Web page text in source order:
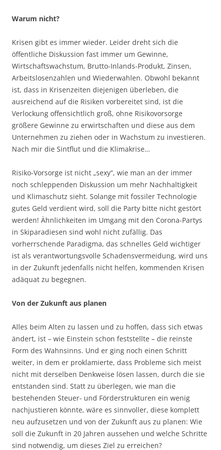
Warum nicht?
Krisen gibt es immer wieder. Leider dreht sich die
öffentliche Diskussion fast immer um Gewinne,
Wirtschaftswachstum, Brutto-Inlands-Produkt, Zinsen,
Arbeitslosenzahlen und Wiederwahlen. Obwohl bekannt
ist, dass in Krisenzeiten diejenigen überleben, die
ausreichend auf die Risiken vorbereitet sind, ist die
Verlockung offensichtlich groß, ohne Risikovorsorge
größere Gewinne zu erwirtschaften und diese aus dem
Unternehmen zu ziehen oder in Wachstum zu investieren.
Nach mir die Sintflut und die Klimakrise…
Risiko-Vorsorge ist nicht „sexy“, wie man an der immer
noch schleppenden Diskussion um mehr Nachhaltigkeit
und Klimaschutz sieht. Solange mit fossiler Technologie
gutes Geld verdient wird, soll die Party bitte nicht gestört
werden! Ähnlichkeiten im Umgang mit den Corona-Partys
in Skiparadiesen sind wohl nicht zufällig. Das
vorherrschende Paradigma, das schnelles Geld wichtiger
ist als verantwortungsvolle Schadensvermeidung, wird uns
in der Zukunft jedenfalls nicht helfen, kommenden Krisen
adäquat zu begegnen.
Von der Zukunft aus planen
Alles beim Alten zu lassen und zu hoffen, dass sich etwas
ändert, ist – wie Einstein schon feststellte – die reinste
Form des Wahnsinns. Und er ging noch einen Schritt
weiter, in dem er proklamierte, dass Probleme sich meist
nicht mit derselben Denkweise lösen lassen, durch die sie
entstanden sind. Statt zu überlegen, wie man die
bestehenden Steuer- und Förderstrukturen ein wenig
nachjustieren könnte, wäre es sinnvoller, diese komplett
neu aufzusetzen und von der Zukunft aus zu planen: Wie
soll die Zukunft in 20 Jahren aussehen und welche Schritte
sind notwendig, um dieses Ziel zu erreichen?